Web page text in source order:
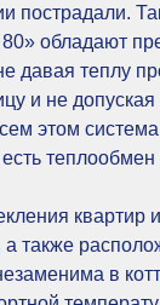
пострадали.
обладают
давая теплу
и не допуская
этом
теплообмен
квартир
а также
в